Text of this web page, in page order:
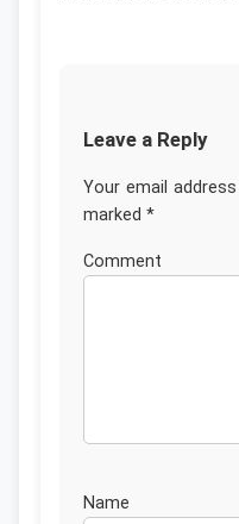
Leave a Reply
Your email
marked *